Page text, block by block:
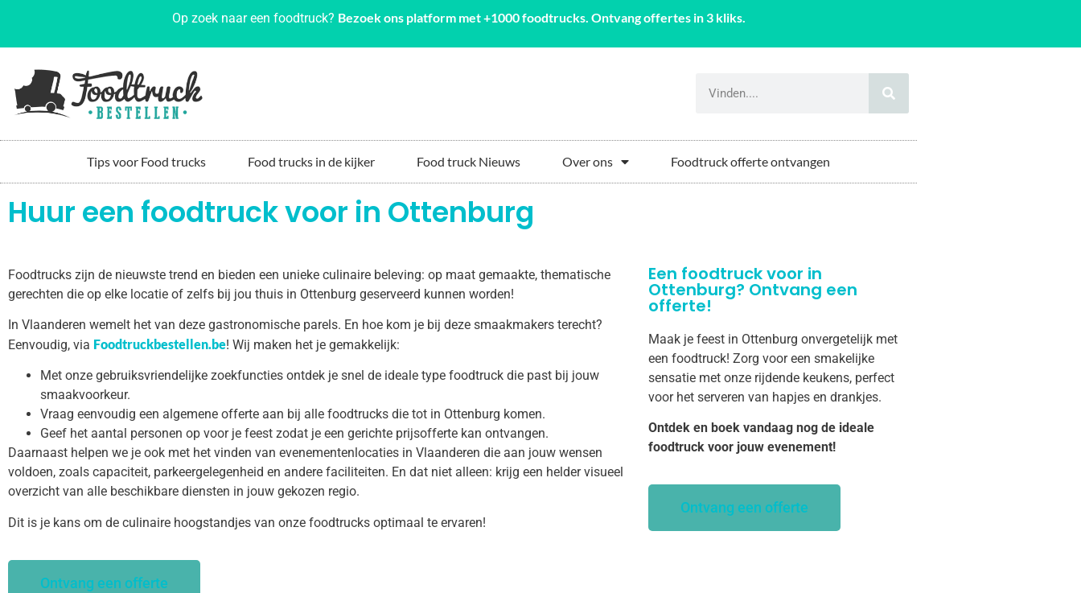
Op zoek naar een foodtruck? Bezoek ons platform met +1000 foodtrucks. Ontvang offertes in 3 kliks.
Tips voor Food trucks Food trucks in de kijker Food truck Nieuws Over ons Foodtruck offerte ontvangen
Huur een foodtruck voor in Ottenburg
Foodtrucks zijn de nieuwste trend en bieden een unieke culinaire beleving: op maat gemaakte, thematische
gerechten die op elke locatie of zelfs bij jou thuis in Ottenburg geserveerd kunnen worden!
In Vlaanderen wemelt het van deze gastronomische parels. En hoe kom je bij deze smaakmakers terecht?
Eenvoudig, via Foodtruckbestellen.be! Wij maken het je gemakkelijk:
Met onze gebruiksvriendelijke zoekfuncties ontdek je snel de ideale type foodtruck die past bij jouw
smaakvoorkeur.
Vraag eenvoudig een algemene offerte aan bij alle foodtrucks die tot in Ottenburg komen.
Geef het aantal personen op voor je feest zodat je een gerichte prijsofferte kan ontvangen.
Daarnaast helpen we je ook met het vinden van evenementenlocaties in Vlaanderen die aan jouw wensen
voldoen, zoals capaciteit, parkeergelegenheid en andere faciliteiten. En dat niet alleen: krijg een helder visueel
overzicht van alle beschikbare diensten in jouw gekozen regio.
Dit is je kans om de culinaire hoogstandjes van onze foodtrucks optimaal te ervaren!
Ontvang een offerte
Een foodtruck voor in
Ottenburg? Ontvang een
offerte!
Maak je feest in Ottenburg onvergetelijk met
een foodtruck! Zorg voor een smakelijke
sensatie met onze rijdende keukens, perfect
voor het serveren van hapjes en drankjes.
Ontdek en boek vandaag nog de ideale
foodtruck voor jouw evenement!
Ontvang een offerte